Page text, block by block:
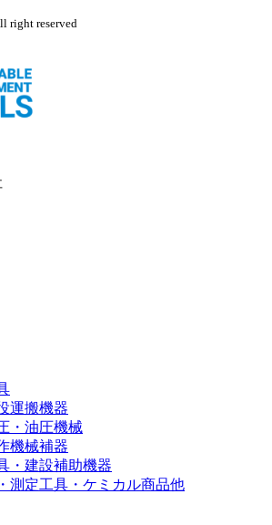
right reserved
運搬機器
・油圧機械
機械補器
・建設補助機器
測定工具・ケミカル商品他